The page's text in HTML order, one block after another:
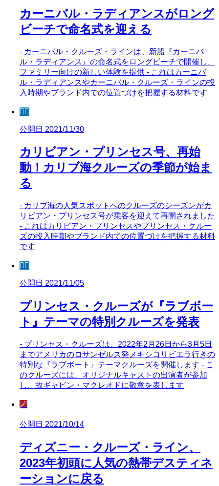
カーニバル・ラディアンスがロング
ビーチで命名式を迎える
- カーニバル・クルーズ・ラインは、新船『カーニバ
ル・ラディアンス』の命名式をロングビーチで開催し、
ファミリー向けの新しい体験を提供 - これはカーニバ
ル・ラディアンスやカーニバル・クルーズ・ラインの投
入時期やブランド内での位置づけを把握する材料です
🧜‍♀️
公開日 2021/11/30
カリビアン・プリンセス号、再始
動！カリブ海クルーズの季節が始ま
る
- カリブ海の人気スポットへのクルーズのシーズンがカ
リビアン・プリンセス号が乗客を迎えて再開されました
- これはカリビアン・プリンセスやプリンセス・クルー
ズの投入時期やブランド内での位置づけを把握する材料
です
🧜‍♀️
公開日 2021/11/05
プリンセス・クルーズが『ラブボー
ト』テーマの特別クルーズを発表
- プリンセス・クルーズは、2022年2月26日から3月5日
までアメリカのロサンゼルス発メキシコリビエラ行きの
特別な『ラブボート』テーマクルーズを開催します - こ
のクルーズには、オリジナルキャストの出演者が参加
し、故ギャビン・マクレオドに敬意を表します
🪄
公開日 2021/10/14
ディズニー・クルーズ・ライン、
2023年初頭に人気の熱帯デスティネ
ーションに戻る